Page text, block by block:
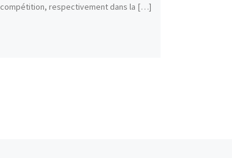
compétition, respectivement dans la […]